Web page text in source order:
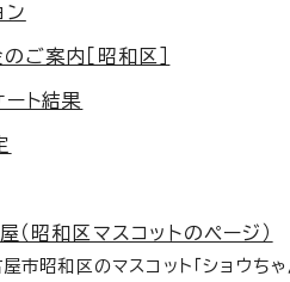
ン
ご案内［昭和区］
ト結果
（昭和区マスコットのページ）
市昭和区のマスコット「ショウち